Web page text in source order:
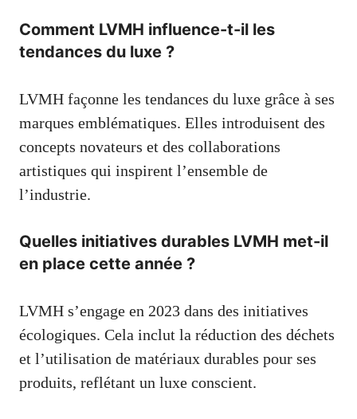
Comment LVMH influence-t-il les
tendances du luxe ?
LVMH façonne les tendances du luxe grâce à ses
marques emblématiques. Elles introduisent des
concepts novateurs et des collaborations
artistiques qui inspirent l’ensemble de
l’industrie.
Quelles initiatives durables LVMH met-il
en place cette année ?
LVMH s’engage en 2023 dans des initiatives
écologiques. Cela inclut la réduction des déchets
et l’utilisation de matériaux durables pour ses
produits, reflétant un luxe conscient.